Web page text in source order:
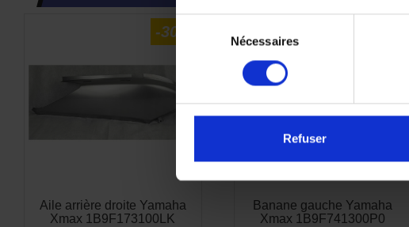
Sélection
consentement
Nécessaires
Refuser
-30%
Aile arrière droite Yamaha
Xmax 1B9F173100LK
Banane gauche Yamaha
Xmax 1B9F741300P0